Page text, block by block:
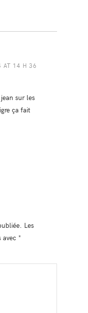
AT 14 H 36
sur les
ça fait
Les
*